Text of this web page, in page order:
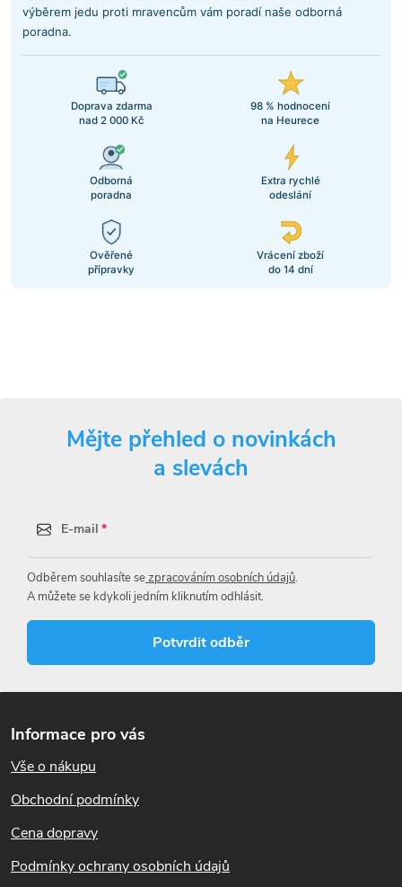
výběrem jedu proti mravencům vám poradí naše odborná
poradna.
Doprava zdarma
nad 2 000 Kč
98 % hodnocení
na Heurece
Odborná
poradna
Extra rychlé
odeslání
Ověřené
přípravky
Vrácení zboží
do 14 dní
Mějte přehled o novinkách
a slevách
E-mail
Odběrem souhlasíte sezpracováním osobních údajů.
A můžete se kdykoli jedním kliknutím odhlásit.
Potvrdit odběr
Informace pro vás
Vše o nákupu
Obchodní podmínky
Cena dopravy
Podmínky ochrany osobních údajů